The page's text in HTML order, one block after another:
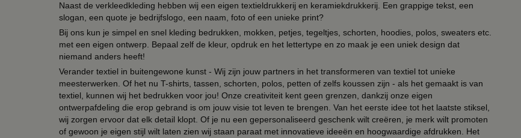
Naast de verkleedkleding hebben wij een eigen textieldrukkerij en keramiekdrukkerij. Een grappige tekst, een
slogan, een quote je bedrijfslogo, een naam, foto of een unieke print?
Bij ons kun je simpel en snel kleding bedrukken, mokken, petjes, tegeltjes, schorten, hoodies, polos, sweaters etc.
met een eigen ontwerp. Bepaal zelf de kleur, opdruk en het lettertype en zo maak je een uniek design dat
niemand anders heeft!
Verander textiel in buitengewone kunst - Wij zijn jouw partners in het transformeren van textiel tot unieke
meesterwerken. Of het nu T-shirts, tassen, schorten, polos, petten of zelfs koussen zijn - als het gemaakt is van
textiel, kunnen wij het bedrukken voor jou! Onze creativiteit kent geen grenzen, dankzij onze eigen
ontwerpafdeling die erop gebrand is om jouw visie tot leven te brengen. Van het eerste idee tot het laatste stiksel,
wij zorgen ervoor dat elk detail klopt. Of je nu een gepersonaliseerd geschenk wilt creëren, je merk wilt promoten
of gewoon je eigen stijl wilt laten zien wij staan paraat met innovatieve ideeën en hoogwaardige afdrukken. Het